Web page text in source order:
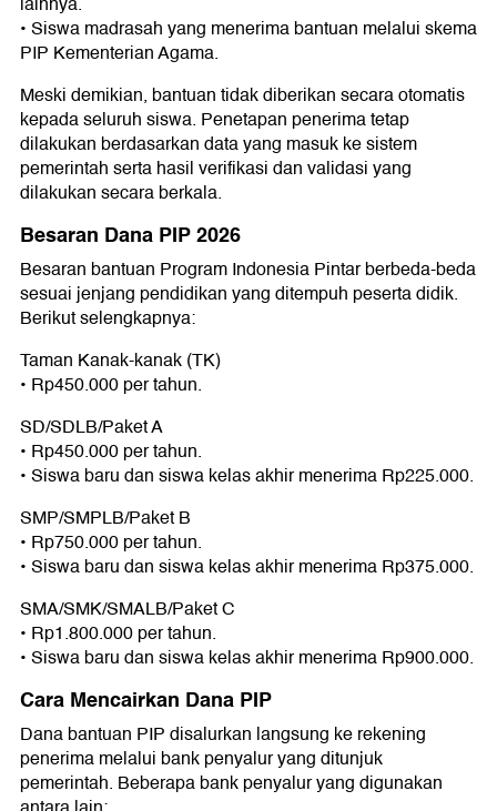
• Siswa madrasah yang menerima bantuan melalui skema
PIP Kementerian Agama.
Meski demikian, bantuan tidak diberikan secara otomatis
kepada seluruh siswa. Penetapan penerima tetap
dilakukan berdasarkan data yang masuk ke sistem
pemerintah serta hasil verifikasi dan validasi yang
dilakukan secara berkala.
Besaran Dana PIP 2026
Besaran bantuan Program Indonesia Pintar berbeda-beda
sesuai jenjang pendidikan yang ditempuh peserta didik.
Berikut selengkapnya:
Taman Kanak-kanak (TK)
• Rp450.000 per tahun.
SD/SDLB/Paket A
• Rp450.000 per tahun.
• Siswa baru dan siswa kelas akhir menerima Rp225.000.
SMP/SMPLB/Paket B
• Rp750.000 per tahun.
• Siswa baru dan siswa kelas akhir menerima Rp375.000.
SMA/SMK/SMALB/Paket C
• Rp1.800.000 per tahun.
• Siswa baru dan siswa kelas akhir menerima Rp900.000.
Cara Mencairkan Dana PIP
Dana bantuan PIP disalurkan langsung ke rekening
penerima melalui bank penyalur yang ditunjuk
pemerintah. Beberapa bank penyalur yang digunakan